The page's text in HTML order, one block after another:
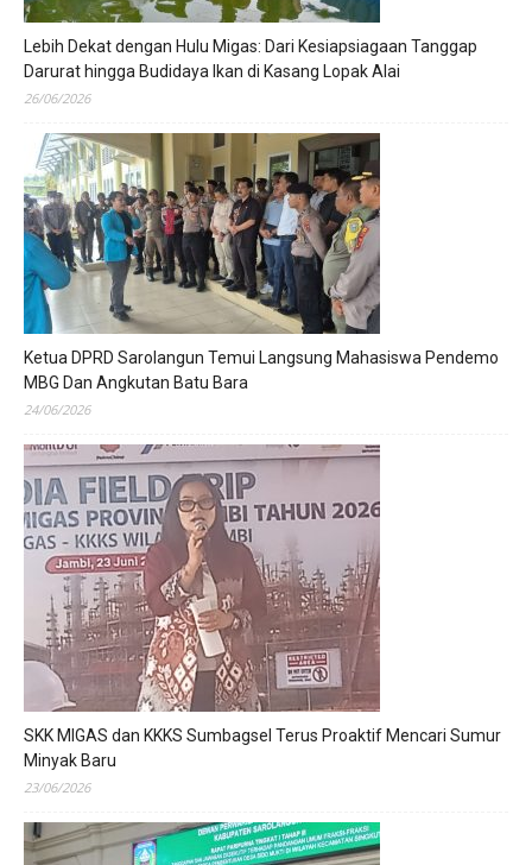
Lebih Dekat dengan Hulu Migas: Dari Kesiapsiagaan Tanggap
Darurat hingga Budidaya Ikan di Kasang Lopak Alai
26/06/2026
Ketua DPRD Sarolangun Temui Langsung Mahasiswa Pendemo
MBG Dan Angkutan Batu Bara
24/06/2026
SKK MIGAS dan KKKS Sumbagsel Terus Proaktif Mencari Sumur
Minyak Baru
23/06/2026